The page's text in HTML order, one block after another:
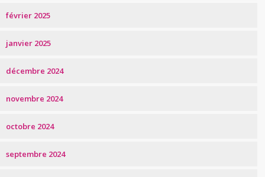
février 2025
janvier 2025
décembre 2024
novembre 2024
octobre 2024
septembre 2024